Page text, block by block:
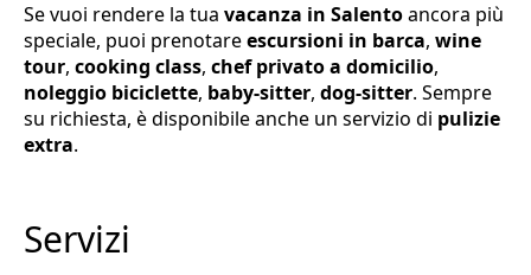
Se vuoi rendere la tua vacanza in Salentoancora più
speciale, puoi prenotareescursioni in barca, wine
tour, cooking class, chef privato a domicilio,
noleggio biciclette, baby-sitter, dog-sitter. Sempre
su richiesta, è disponibile anche un servizio di pulizie
extra.
Servizi